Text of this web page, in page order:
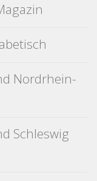
Nordrhein-
Schleswig